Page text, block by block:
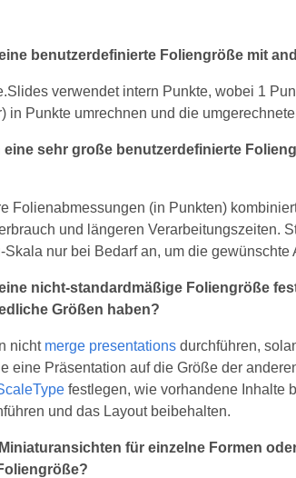
benutzerdefinierte Foliengröße mit
verwendet intern Punkte, wobei 1
in Punkte umrechnen und die
eine sehr große benutzerdefinierte
Folienabmessungen (in Punkten)
und längeren Verarbeitungszeiten.
nur bei Bedarf an, um die
nicht‑standardmäßige Foliengröße
Größen haben?
nicht merge presentationsdurchführen,
eine Präsentation auf die Größe der
festlegen, wie vorhandene Inhalte
und das Layout beibehalten.
für einzelne Formen